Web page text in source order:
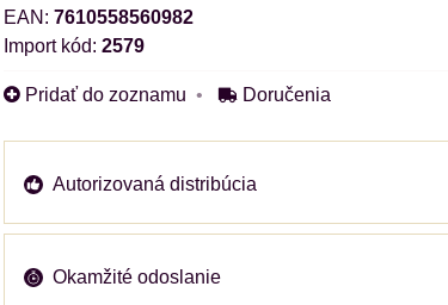
EAN: 7610558560982
Import kód: 2579
Pridať do zoznamu Doručenia
Autorizovaná distribúcia
Okamžité odoslanie